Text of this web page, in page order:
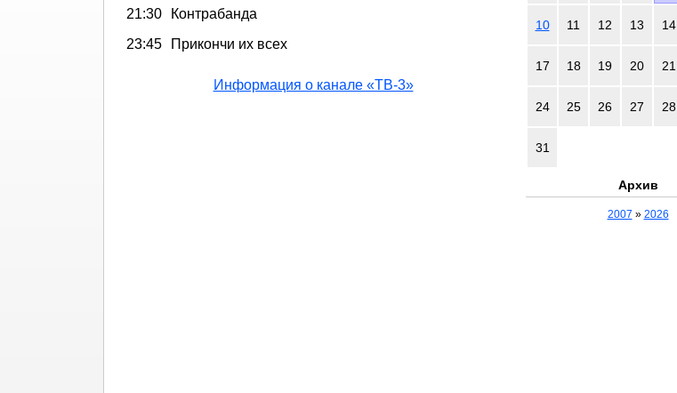
21:30
Контрабанда
23:45
Прикончи их всех
Информация о канале «ТВ-3»
10 11 12 13 14
17 18 19 20 21
24 25 26 27 28
31
Архив
2007 » 2026